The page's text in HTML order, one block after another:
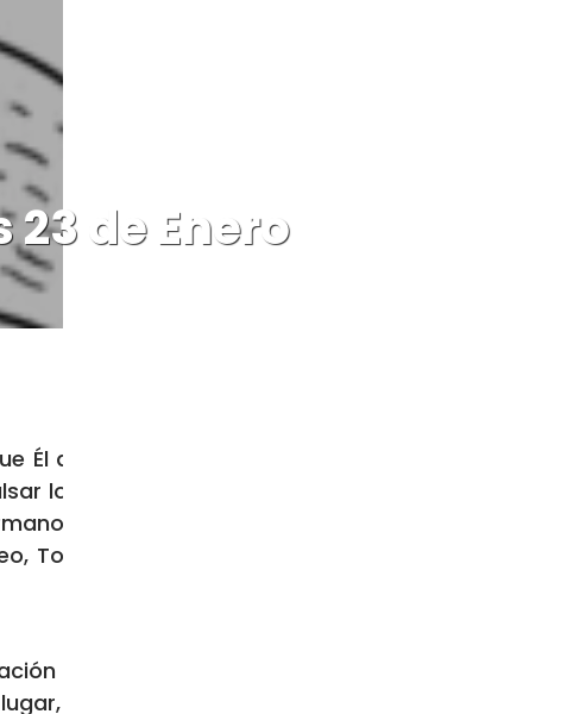
de Enero
Él quiso; y vinieron donde Él. Instituyó
los demonios. Instituyó a los Doce y
de Santiago, a quienes puso por
Tomás, Santiago el de Alfeo, Tadeo,
cristiana: el Señor elige a los que
los elige: antes de la creación del